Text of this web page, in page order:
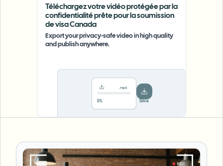
Téléchargez votre vidéo protégée par la
confidentialité prête pour la soumission
de visa Canada
Export your privacy-safe video in high quality
and publish anywhere.
.mp4
78% ···